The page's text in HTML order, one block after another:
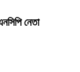
নেতা